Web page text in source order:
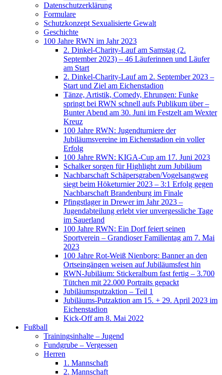
Datenschutzerklärung
Formulare
Schutzkonzept Sexualisierte Gewalt
Geschichte
100 Jahre RWN im Jahr 2023
2. Dinkel-Charity-Lauf am Samstag (2.
September 2023) – 46 Läuferinnen und Läufer
am Start
2. Dinkel-Charity-Lauf am 2. September 2023 –
Start und Ziel am Eichenstadion
Tänze, Artistik, Comedy, Ehrungen: Funke
springt bei RWN schnell aufs Publikum über –
Bunter Abend am 30. Juni im Festzelt am Wexter
Kreuz
100 Jahre RWN: Jugendturniere der
Jubiläumsvereine im Eichenstadion ein voller
Erfolg
100 Jahre RWN: KIGA-Cup am 17. Juni 2023
Schalker sorgen für Highlight zum Jubiläum
Nachbarschaft Schäpersgraben/Vogelsangweg
siegt beim Höketurnier 2023 – 3:1 Erfolg gegen
Nachbarschaft Brandenburg im Finale
Pfingstlager in Drewer im Jahr 2023 –
Jugendabteilung erlebt vier unvergessliche Tage
im Sauerland
100 Jahre RWN: Ein Dorf feiert seinen
Sportverein – Grandioser Familientag am 7. Mai
2023
100 Jahre Rot-Weiß Nienborg: Banner an den
Ortseingängen weisen auf Jubiläumsfest hin
RWN-Jubiläum: Stickeralbum fast fertig – 3.700
Tütchen mit 22.000 Portraits gepackt
Jubiläumsputzaktion – Teil 1
Jubiläums-Putzaktion am 15. + 29. April 2023 im
Eichenstadion
Kick-Off am 8. Mai 2022
Fußball
Trainingsinhalte – Jugend
Fundgrube – Vergessen
Herren
1. Mannschaft
2. Mannschaft